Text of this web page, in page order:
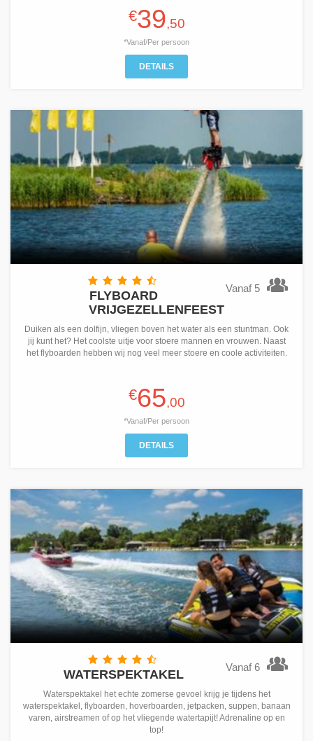
€39,50
*Vanaf/Per persoon
DETAILS
Vanaf 5
FLYBOARD
VRIJGEZELLENFEEST
Duiken als een dolfijn, vliegen boven het water als een stuntman. Ook
jij kunt het? Het coolste uitje voor stoere mannen en vrouwen. Naast
het flyboarden hebben wij nog veel meer stoere en coole activiteiten.
€65,00
*Vanaf/Per persoon
DETAILS
Vanaf 6
WATERSPEKTAKEL
Waterspektakel het echte zomerse gevoel krijg je tijdens het
waterspektakel, flyboarden, hoverboarden, jetpacken, suppen, banaan
varen, airstreamen of op het vliegende watertapijt! Adrenaline op en
top!